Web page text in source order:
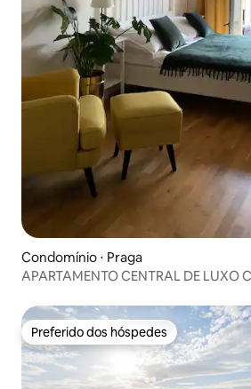
Condomínio ⋅ Praga
APARTAMENTO CENTRAL DE LUXO
Preferido dos hóspedes
Preferido dos hóspedes